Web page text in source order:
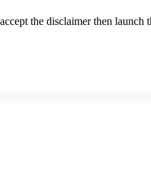
the disclaimer then launch